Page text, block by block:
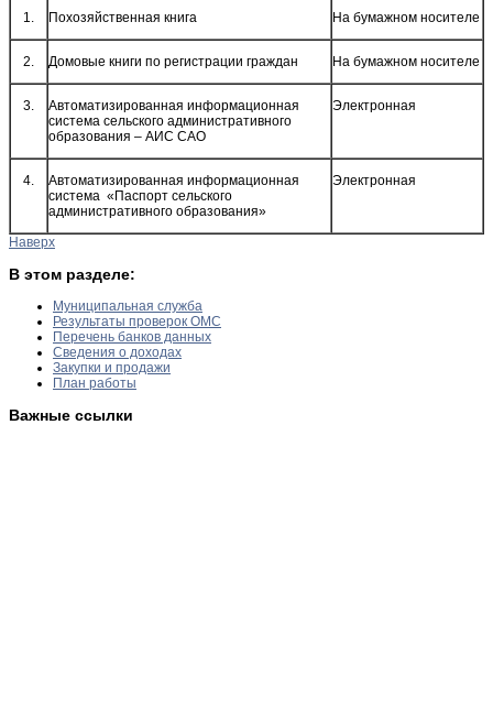
1. Похозяйственная книга На бумажном носителе
2. Домовые книги по регистрации граждан На бумажном носителе
3.
Автоматизированная информационная
система сельского административного
образования – АИС САО
Электронная
4.
Автоматизированная информационная
система «Паспорт сельского
административного образования»
Электронная
Наверх
В этом разделе:
Муниципальная служба
Результаты проверок ОМС
Перечень банков данных
Сведения о доходах
Закупки и продажи
План работы
Важные ссылки